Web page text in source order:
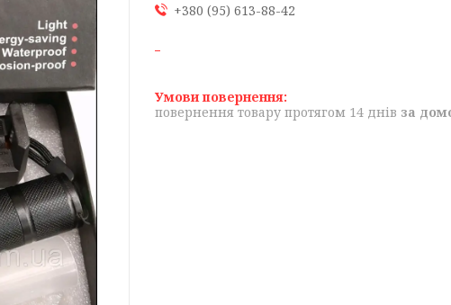
+380 (95) 613-88-42
повернення товару протягом 14 днів за